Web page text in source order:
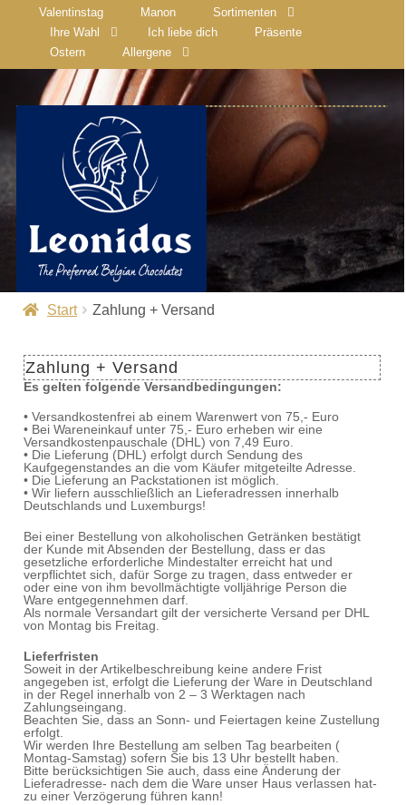
Valentinstag Manon
Sortimenten
Ihre Wahl
Ich liebe dich
Präsente
Ostern
Allergene
Start Zahlung + Versand
Zahlung + Versand
Es gelten folgende Versandbedingungen:
• Versandkostenfrei ab einem Warenwert von 75,- Euro
• Bei Wareneinkauf unter 75,- Euro erheben wir eine
Versandkostenpauschale (DHL) von 7,49 Euro.
• Die Lieferung (DHL) erfolgt durch Sendung des
Kaufgegenstandes an die vom Käufer mitgeteilte Adresse.
• Die Lieferung an Packstationen ist möglich.
• Wir liefern ausschließlich an Lieferadressen innerhalb
Deutschlands und Luxemburgs!
Bei einer Bestellung von alkoholischen Getränken bestätigt
der Kunde mit Absenden der Bestellung, dass er das
gesetzliche erforderliche Mindestalter erreicht hat und
verpflichtet sich, dafür Sorge zu tragen, dass entweder er
oder eine von ihm bevollmächtigte volljährige Person die
Ware entgegennehmen darf.
Als normale Versandart gilt der versicherte Versand per DHL
von Montag bis Freitag.
Lieferfristen
Soweit in der Artikelbeschreibung keine andere Frist
angegeben ist, erfolgt die Lieferung der Ware in Deutschland
in der Regel innerhalb von 2 – 3 Werktagen nach
Zahlungseingang.
Beachten Sie, dass an Sonn- und Feiertagen keine Zustellung
erfolgt.
Wir werden Ihre Bestellung am selben Tag bearbeiten (
Montag-Samstag) sofern Sie bis 13 Uhr bestellt haben.
Bitte berücksichtigen Sie auch, dass eine Änderung der
Lieferadresse- nach dem die Ware unser Haus verlassen hat-
zu einer Verzögerung führen kann!